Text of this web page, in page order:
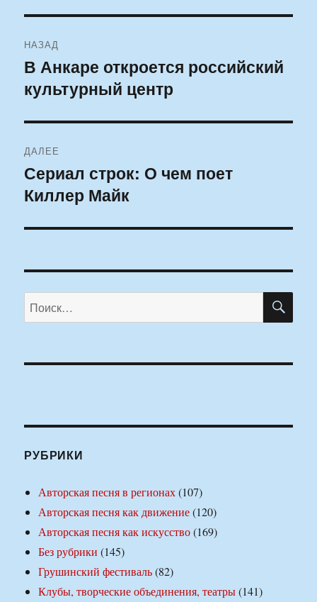
по
записям
НАЗАД
Предыдущая
запись:
В Анкаре откроется российский
культурный центр
ДАЛЕЕ
Следующая
запись:
Сериал строк: О чем поет
Киллер Майк
Искать:
РУБРИКИ
Авторская песня в регионах(107)
Авторская песня как движение(120)
Авторская песня как искусство(169)
Без рубрики (145)
Грушинский фестиваль(82)
Клубы, творческие объединения, театры(141)